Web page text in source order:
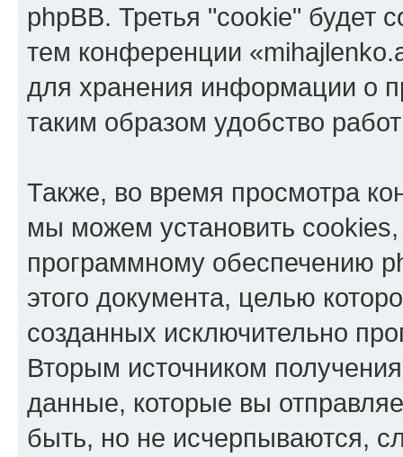
phpBB. Третья "cookie" будет
тем конференции
для хранения информации о
таким образом удобство
Также, во время просмотра
мы можем установить
программному обеспечению
этого документа, целью
созданных исключительно
Вторым источником
данные, которые вы
быть, но не исчерпываются,